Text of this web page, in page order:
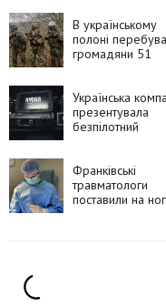
В українському
полоні
громадяни 51
Українська
презентувала
безпілотний
Франківські
травматологи
поставили на